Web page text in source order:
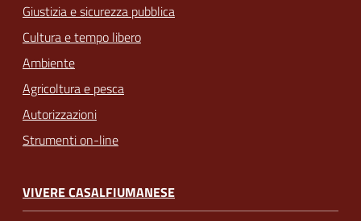
Giustizia e sicurezza pubblica
Cultura e tempo libero
Ambiente
Agricoltura e pesca
Autorizzazioni
Strumenti on-line
VIVERE CASALFIUMANESE